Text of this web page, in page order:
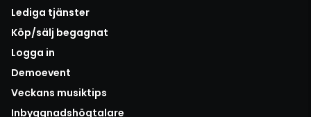
Lediga tjänster
Köp/sälj begagnat
Logga in
Demoevent
Veckans musiktips
Inbyggnadshögtalare